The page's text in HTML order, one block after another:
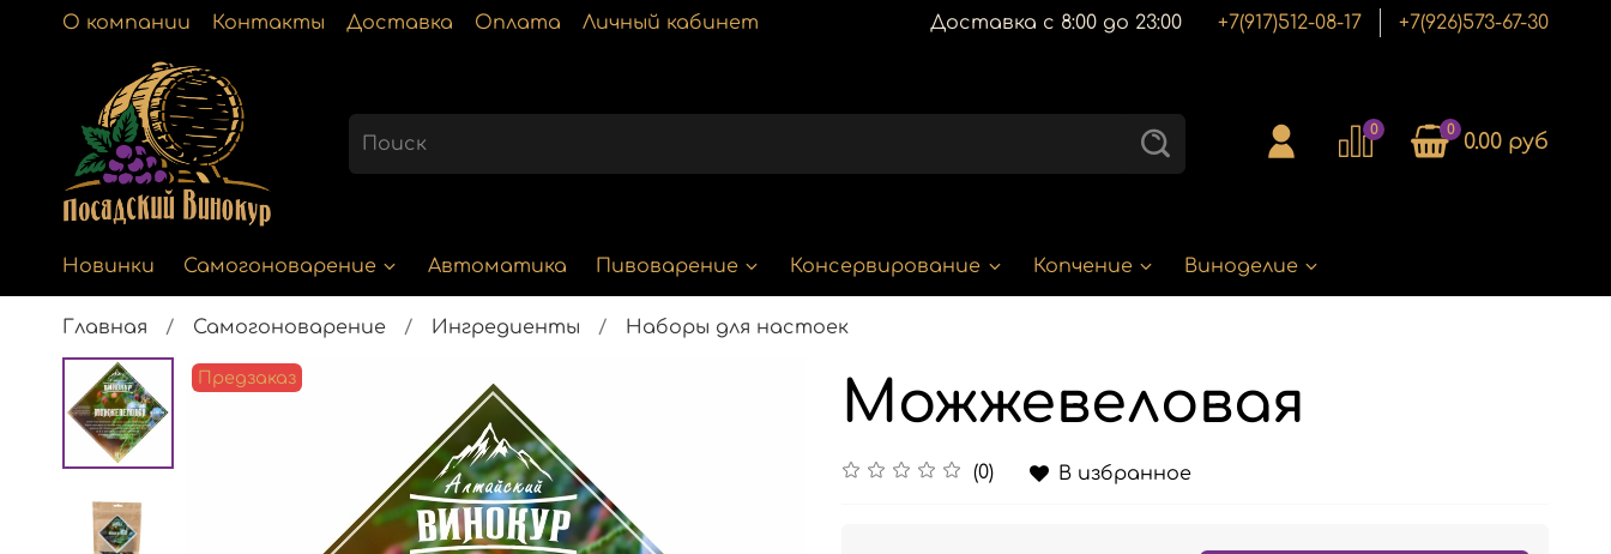
О компании Контакты Доставка Оплата Личный кабинет Доставка с 8:00 до 23:00 +7(917)512-08-17 +7(926)573-67-30
0 0 0.00 руб
Новинки Самогоноварение Автоматика Пивоварение Консервирование Копчение Виноделие
Главная Самогоноварение Ингредиенты Наборы для настоек
Предзаказ Можжевеловая
(0) В избранное